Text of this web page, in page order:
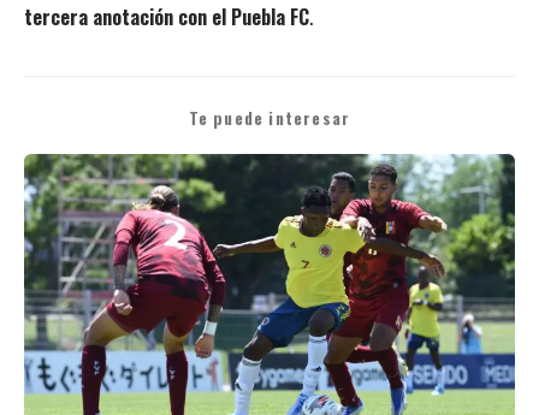
tercera anotación con el Puebla FC.
Te puede interesar